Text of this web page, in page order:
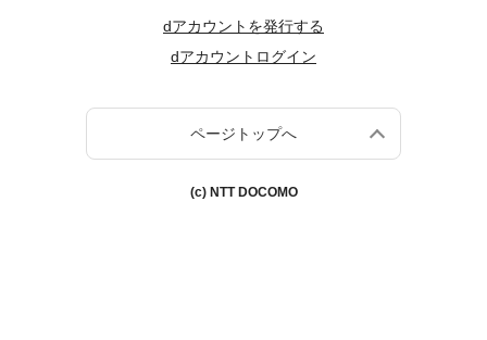
dアカウントを発行する
dアカウントログイン
ページトップへ
(c) NTT DOCOMO